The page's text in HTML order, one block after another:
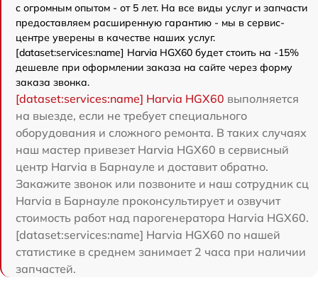
с огромным опытом - от 5 лет. На все виды услуг и запчасти
предоставляем расширенную гарантию - мы в сервис-
центре уверены в качестве наших услуг.
[dataset:services:name] Harvia HGX60 будет стоить на -15%
дешевле при оформлении заказа на сайте через форму
заказа звонка.
[dataset:services:name] Harvia HGX60 выполняется
на выезде, если не требует специального
оборудования и сложного ремонта. В таких случаях
наш мастер привезет Harvia HGX60 в сервисный
центр Harvia в Барнауле и доставит обратно.
Закажите звонок или позвоните и наш сотрудник сц
Harvia в Барнауле проконсультирует и озвучит
стоимость работ над парогенератора Harvia HGX60.
[dataset:services:name] Harvia HGX60 по нашей
статистике в среднем занимает 2 часа при наличии
запчастей.